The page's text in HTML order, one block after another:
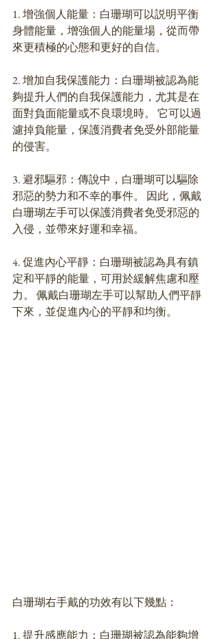
1. 增強個人能量：白珊瑚可以説明平衡
身體能量，增強個人的能量場，從而帶
來更積極的心態和更好的自信。
2. 增加自我保護能力：白珊瑚被認為能
夠提升人們的自我保護能力，尤其是在
面對負面能量或不良環境時。 它可以過
濾掉負能量，保護消費者免受外部能量
的侵害。
3. 避邪驅邪：傳說中，白珊瑚可以驅除
邪惡的勢力和不幸的事件。 因此，佩戴
白珊瑚左手可以保護消費者免受邪惡的
入侵，並帶來好運和幸福。
4. 促進內心平靜：白珊瑚被認為具有鎮
定和平靜的能量，可用於緩解焦慮和壓
力。 佩戴白珊瑚左手可以幫助人們平靜
下來，並促進內心的平靜和均衡。
白珊瑚右手戴的功效有以下幾點：
1. 提升感應能力：白珊瑚被認為能夠增